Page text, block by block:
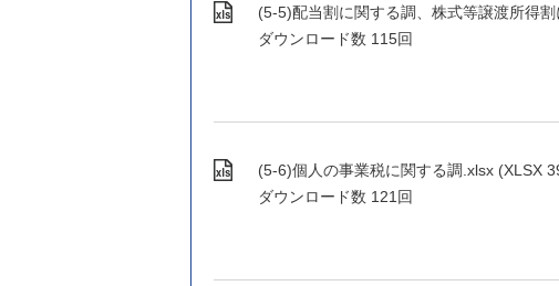
(5-5)配当割に関する調、株式等譲渡所得
ダウンロード数 115回
(5-6)個人の事業税に関する調.xlsx (XLSX
ダウンロード数 121回